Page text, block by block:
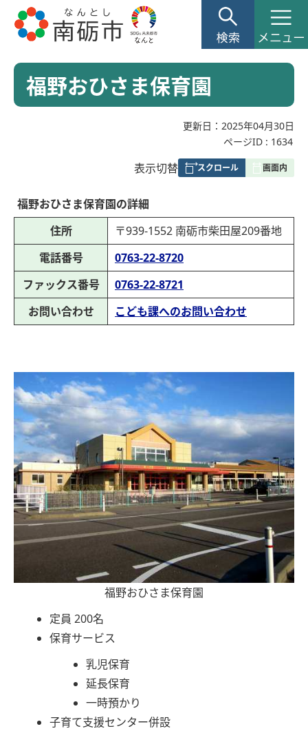
福野おひさま保育園
更新日：2025年04月30日
ページID : 1634
表
み
の
表示切替
福野おひさま保育園の詳細
住所
〒939-1552 南砺市柴田屋209番地
電話番号
0763-22-8720
ファックス番号
0763-22-8721
お問い合わせ
こども課へのお問い合わせ
福野おひさま保育園
定員 200名
保育サービス
乳児保育
延長保育
一時預かり
子育て支援センター併設